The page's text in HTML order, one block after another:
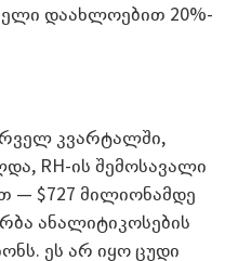
დაახლოებით 20%-
კვარტალში,
RH-ის შემოსავალი
— $727 მილიონამდე
ანალიტიკოსების
ეს არ იყო ცუდი